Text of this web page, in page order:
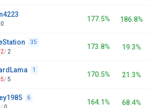
177.5%
0
186.8%
35
173.8%
/ 2
19.3%
1
170.5%
/5
21.3%
6
164.1% 68.4%